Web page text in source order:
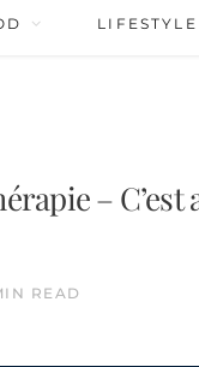
LIFESTYLE
–
READ